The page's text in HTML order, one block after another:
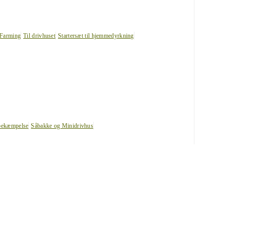
Til drivhuset Startersæt til hjemmedyrkning
Såbakke og Minidrivhus